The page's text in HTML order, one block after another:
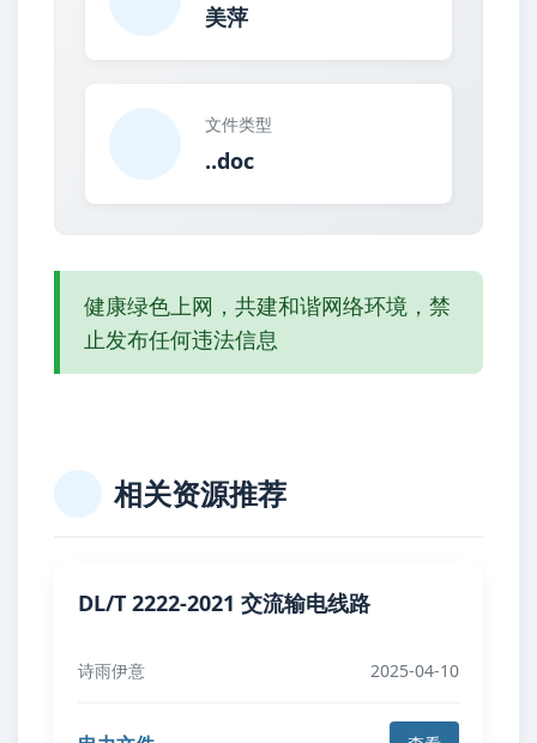
美萍
文件类型
..doc
健康绿色上网，共建和谐网络环境，禁
止发布任何违法信息
相关资源推荐
DL/T 2222-2021 交流输电线路
诗雨伊意 2025-04-10